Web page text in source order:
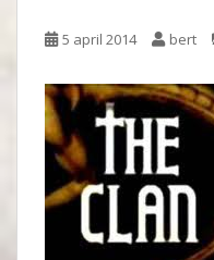
5 april 2014 bert